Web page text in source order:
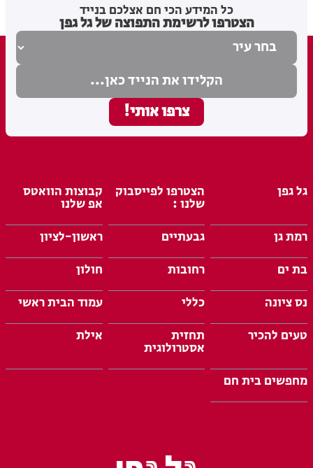
כל המידע הכי חם אצלכם בנייד
הצטרפו לרשימת התפוצה של גל גפן
גל גפן הצטרפו לפייסבוק
שלנו :
קבוצות הוואטס
אפ שלנו
רמת גן
גבעתיים
ראשון-לציון
בת ים
רחובות
חולון
נס ציונה
כללי
עמוד הבית ראשי
טעים להכיר
תחזית
אסטרולוגית
אילת
מחפשים בית חם